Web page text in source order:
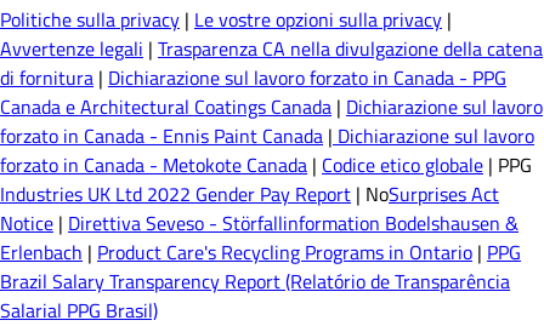
Politiche sulla privacy | Le vostre opzioni sulla privacy |
Avvertenze legali | Trasparenza CA nella divulgazione della catena
di fornitura | Dichiarazione sul lavoro forzato in Canada - PPG
Canada e Architectural Coatings Canada | Dichiarazione sul lavoro
forzato in Canada - Ennis Paint Canada | Dichiarazione sul lavoro
forzato in Canada - Metokote Canada | Codice etico globale | PPG
Industries UK Ltd 2022 Gender Pay Report | NoSurprises Act
Notice | Direttiva Seveso - Störfallinformation Bodelshausen &
Erlenbach | Product Care's Recycling Programs in Ontario | PPG
Brazil Salary Transparency Report (Relatório de Transparência
Salarial PPG Brasil)